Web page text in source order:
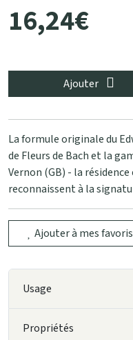
16,24€
Ajouter
La formule originale du
de Fleurs de Bach et la
Vernon (GB) - la
reconnaissent à la
Ajouter à mes favoris
Usage
Propriétés